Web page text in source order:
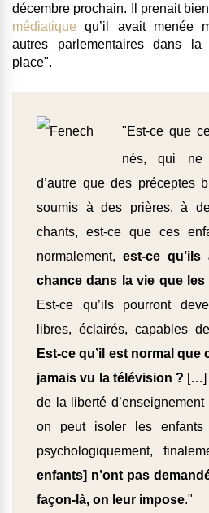
décembre prochain. Il prenait
médiatique qu’il avait menée
autres parlementaires dans la
place".
"Est-ce que
nés, qui ne
d’autre que des préceptes
soumis à des prières, à
chants, est-ce que ces
normalement, est-ce
chance dans la vie que
Est-ce qu’ils pourront
libres, éclairés, capables
Est-ce qu’il est normal que
jamais vu la télévision ? […]
de la liberté
on peut isoler les enfants
psychologiquement,
enfants] n’ont pas
façon-là, on leur impose."